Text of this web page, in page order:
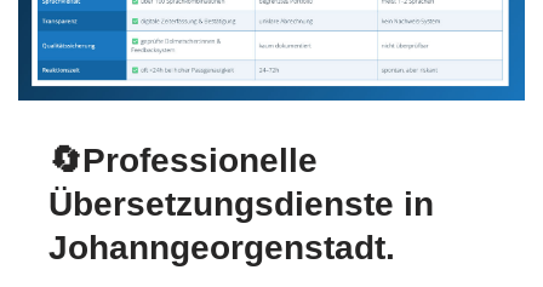
🔄Professionelle
Übersetzungsdienste in
Johanngeorgenstadt.